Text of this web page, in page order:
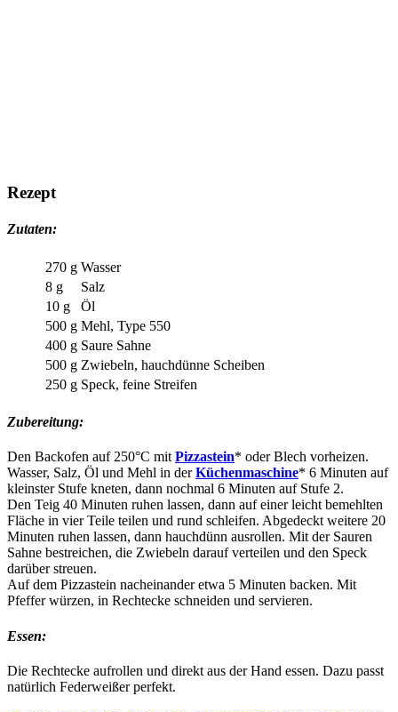
Rezept
Zutaten:
270 g Wasser
8 g
Salz
10 g
Öl
500 g Mehl, Type 550
400 g Saure Sahne
500 g Zwiebeln, hauchdünne Scheiben
250 g Speck, feine Streifen
Zubereitung:
Den Backofen auf 250°C mit Pizzastein* oder Blech vorheizen.
Wasser, Salz, Öl und Mehl in derKüchenmaschine* 6 Minuten auf
kleinster Stufe kneten, dann nochmal 6 Minuten auf Stufe 2.
Den Teig 40 Minuten ruhen lassen, dann auf einer leicht bemehlten
Fläche in vier Teile teilen und rund schleifen. Abgedeckt weitere 20
Minuten ruhen lassen, dann hauchdünn ausrollen. Mit der Sauren
Sahne bestreichen, die Zwiebeln darauf verteilen und den Speck
darüber streuen.
Auf dem Pizzastein nacheinander etwa 5 Minuten backen. Mit
Pfeffer würzen, in Rechtecke schneiden und servieren.
Essen:
Die Rechtecke aufrollen und direkt aus der Hand essen. Dazu passt
natürlich Federweißer perfekt.